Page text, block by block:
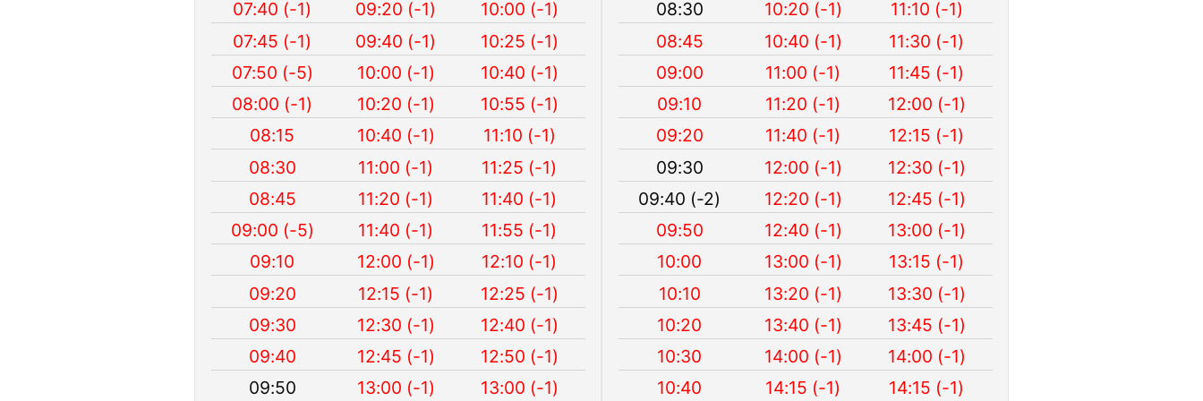
07:40 (-1) 09:20 (-1)
10:00 (-1)
07:45 (-1)
09:40 (-1)
10:25 (-1)
07:50 (-5)
10:00 (-1)
10:40 (-1)
08:00 (-1)
10:20 (-1)
10:55 (-1)
08:15
10:40 (-1)
11:10 (-1)
08:30
11:00 (-1)
11:25 (-1)
08:45
11:20 (-1)
11:40 (-1)
09:00 (-5)
11:40 (-1)
11:55 (-1)
09:10
12:00 (-1)
12:10 (-1)
09:20
12:15 (-1)
12:25 (-1)
09:30
12:30 (-1)
12:40 (-1)
09:40
12:45 (-1)
12:50 (-1)
09:50
13:00 (-1) 13:00 (-1)
08:30 10:20 (-1)
11:10 (-1)
08:45
10:40 (-1)
11:30 (-1)
09:00
11:00 (-1)
11:45 (-1)
09:10
11:20 (-1)
12:00 (-1)
09:20
11:40 (-1)
12:15 (-1)
09:30
12:00 (-1)
12:30 (-1)
09:40 (-2)
12:20 (-1)
12:45 (-1)
09:50
12:40 (-1)
13:00 (-1)
10:00
13:00 (-1)
13:15 (-1)
10:10
13:20 (-1)
13:30 (-1)
10:20
13:40 (-1)
13:45 (-1)
10:30
14:00 (-1)
14:00 (-1)
10:40
14:15 (-1) 14:15 (-1)